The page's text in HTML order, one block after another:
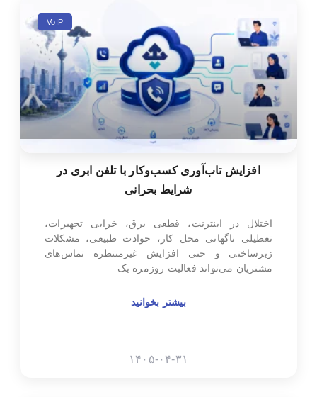
VoIP
افزایش تاب‌آوری کسب‌وکار با تلفن ابری در
شرایط بحرانی
اختلال در اینترنت، قطعی برق، خرابی تجهیزات،
تعطیلی ناگهانی محل کار، حوادث طبیعی، مشکلات
زیرساختی و حتی افزایش غیرمنتظره تماس‌های
مشتریان می‌تواند فعالیت روزمره یک
بیشتر بخوانید
۱۴۰۵-۰۴-۳۱